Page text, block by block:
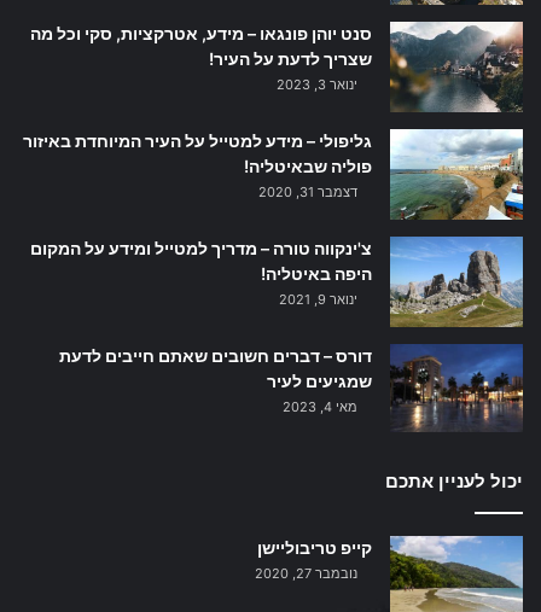
סנט יוהן פונגאו – מידע, אטרקציות, סקי וכל מה
שצריך לדעת על העיר!
ינואר 3, 2023
גליפולי – מידע למטייל על העיר המיוחדת באיזור
פוליה שבאיטליה!
דצמבר 31, 2020
צ'ינקווה טורה – מדריך למטייל ומידע על המקום
היפה באיטליה!
ינואר 9, 2021
דורס – דברים חשובים שאתם חייבים לדעת
שמגיעים לעיר
מאי 4, 2023
יכול לעניין אתכם
קייפ טריבוליישן
נובמבר 27, 2020